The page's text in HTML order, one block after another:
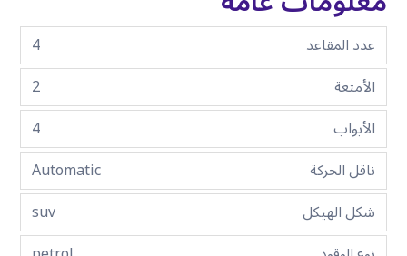
عدد المقاعد
4
الأمتعة
2
الأبواب
4
ناقل الحركة
Automatic
شكل الهيكل
suv